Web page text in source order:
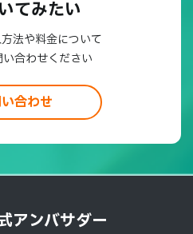
てみたい
法や料金について
合わせください
合わせ
アンバサダー